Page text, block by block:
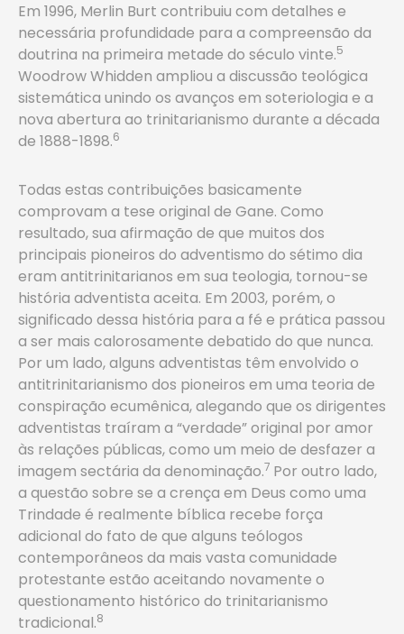
Em 1996, Merlin Burt contribuiu com detalhes e
necessária profundidade para a compreensão da
doutrina na primeira metade do século vinte.5
Woodrow Whidden ampliou a discussão teológica
sistemática unindo os avanços em soteriologia e a
nova abertura ao trinitarianismo durante a década
de 1888-1898.6
Todas estas contribuições basicamente
comprovam a tese original de Gane. Como
resultado, sua afirmação de que muitos dos
principais pioneiros do adventismo do sétimo dia
eram antitrinitarianos em sua teologia, tornou-se
história adventista aceita. Em 2003, porém, o
significado dessa história para a fé e prática passou
a ser mais calorosamente debatido do que nunca.
Por um lado, alguns adventistas têm envolvido o
antitrinitarianismo dos pioneiros em uma teoria de
conspiração ecumênica, alegando que os dirigentes
adventistas traíram a “verdade” original por amor
às relações públicas, como um meio de desfazer a
imagem sectária da denominação.7 Por outro lado,
a questão sobre se a crença em Deus como uma
Trindade é realmente bíblica recebe força
adicional do fato de que alguns teólogos
contemporâneos da mais vasta comunidade
protestante estão aceitando novamente o
questionamento histórico do trinitarianismo
tradicional.8